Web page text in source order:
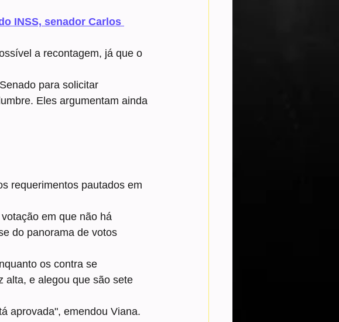
INSS, senador Carlos
a recontagem, já que o
para solicitar
Eles argumentam ainda
requerimentos pautados em
em que não há
do panorama de votos
os contra se
alta, e alegou que são sete
aprovada", emendou Viana.